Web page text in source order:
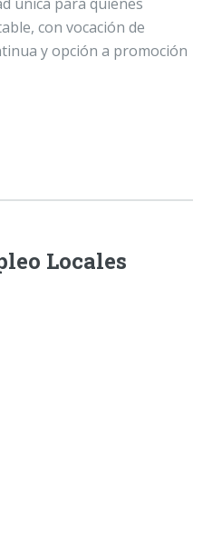
con vocación de
y opción a promoción
Locales